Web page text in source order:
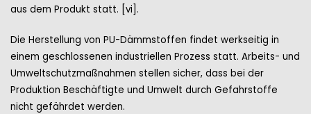
aus dem Produkt statt. [vi].
Die Herstellung von PU-Dämmstoffen findet werkseitig in
einem geschlossenen industriellen Prozess statt. Arbeits- und
Umweltschutzmaßnahmen stellen sicher, dass bei der
Produktion Beschäftigte und Umwelt durch Gefahrstoffe
nicht gefährdet werden.